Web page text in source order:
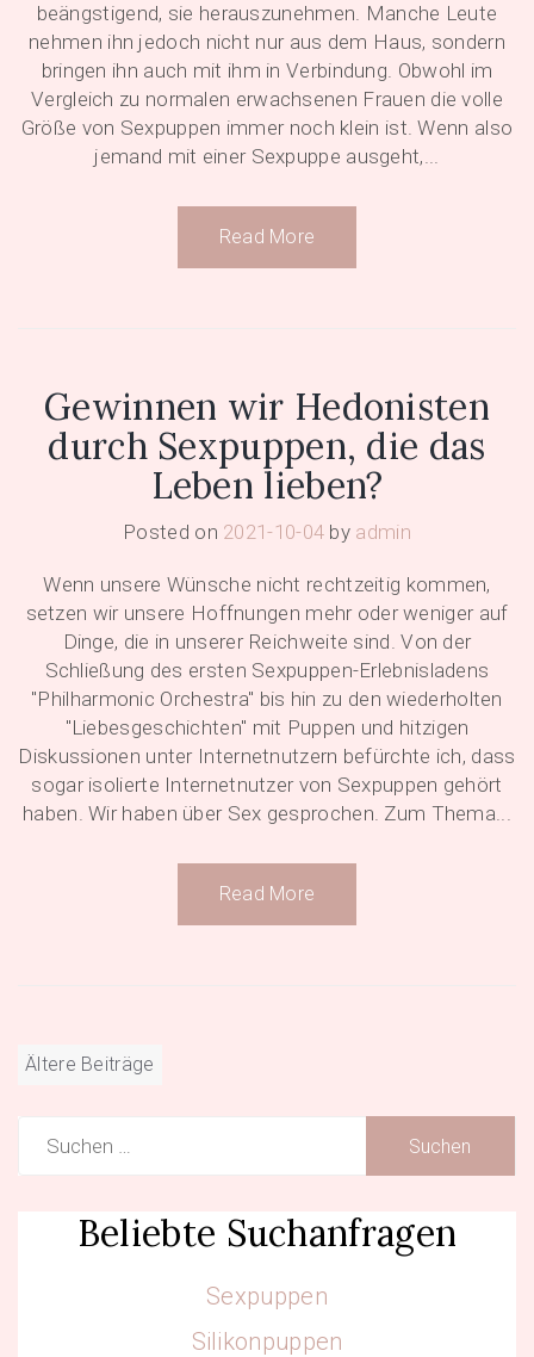
beängstigend, sie herauszunehmen. Manche Leute
nehmen ihn jedoch nicht nur aus dem Haus, sondern
bringen ihn auch mit ihm in Verbindung. Obwohl im
Vergleich zu normalen erwachsenen Frauen die volle
Größe von Sexpuppen immer noch klein ist. Wenn also
jemand mit einer Sexpuppe ausgeht,...
Read More
Gewinnen wir Hedonisten
durch Sexpuppen, die das
Leben lieben?
Posted on 2021-10-04 by admin
Wenn unsere Wünsche nicht rechtzeitig kommen,
setzen wir unsere Hoffnungen mehr oder weniger auf
Dinge, die in unserer Reichweite sind. Von der
Schließung des ersten Sexpuppen-Erlebnisladens
"Philharmonic Orchestra" bis hin zu den wiederholten
"Liebesgeschichten" mit Puppen und hitzigen
Diskussionen unter Internetnutzern befürchte ich, dass
sogar isolierte Internetnutzer von Sexpuppen gehört
haben. Wir haben über Sex gesprochen. Zum Thema...
Read More
Beitragsnavigation
Ältere Beiträge
nach:
Beliebte Suchanfragen
Sexpuppen
Silikonpuppen